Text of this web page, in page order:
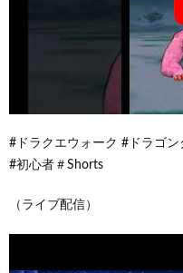
#ドラクエウォーク #ドラゴ
#初心者＃Shorts
（ライブ配信）